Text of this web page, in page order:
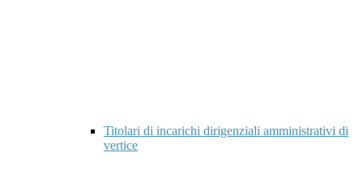
Titolari di incarichi dirigenziali amministrativi di
vertice